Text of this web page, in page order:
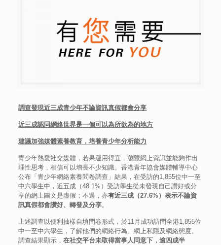
調查發現近三成青少年不論資訊真假都會分享
近三成認同網絡世界是一個可以為所欲為的地方
建議加強媒體素養教育，培養青少年分析能力
青少年熱愛社交媒體，若果運用得宜，瀏覽網上資訊並能夠作出
理性思考，相信可以增長不少知識。香港青年協會媒體輔導中心
公布「青少年網絡素養問卷調查」結果，在受訪的1,855位中一至
中六學生中，近五成（48.1%）受訪學生從未發現自己讚好或分
享的網上圖文是虛假；不過，亦有近三成（27.6%）表示不論資
訊真假都會讚好、轉發及分享。
上述調查以便利抽樣自填問卷形式，於11月成功訪問全港1,855位
中一至中六學生，了解他們的網絡行為、網上私隱及網絡態度。
調查結果顯示，在社交平台未取得當事人同意下，逾四成半